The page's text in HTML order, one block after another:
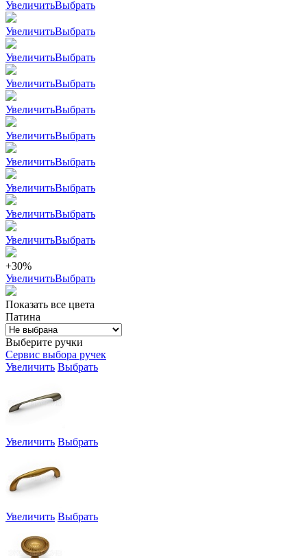
УвеличитьВыбрать
УвеличитьВыбрать
УвеличитьВыбрать
УвеличитьВыбрать
УвеличитьВыбрать
УвеличитьВыбрать
УвеличитьВыбрать
УвеличитьВыбрать
УвеличитьВыбрать
УвеличитьВыбрать
+30%
УвеличитьВыбрать
Показать все цвета
Патина
Выберите ручки
Сервис выбора ручек
Увеличить Выбрать
Увеличить Выбрать
Увеличить Выбрать